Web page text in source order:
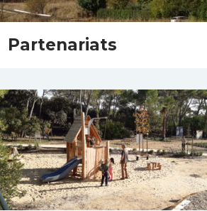
Partenariats